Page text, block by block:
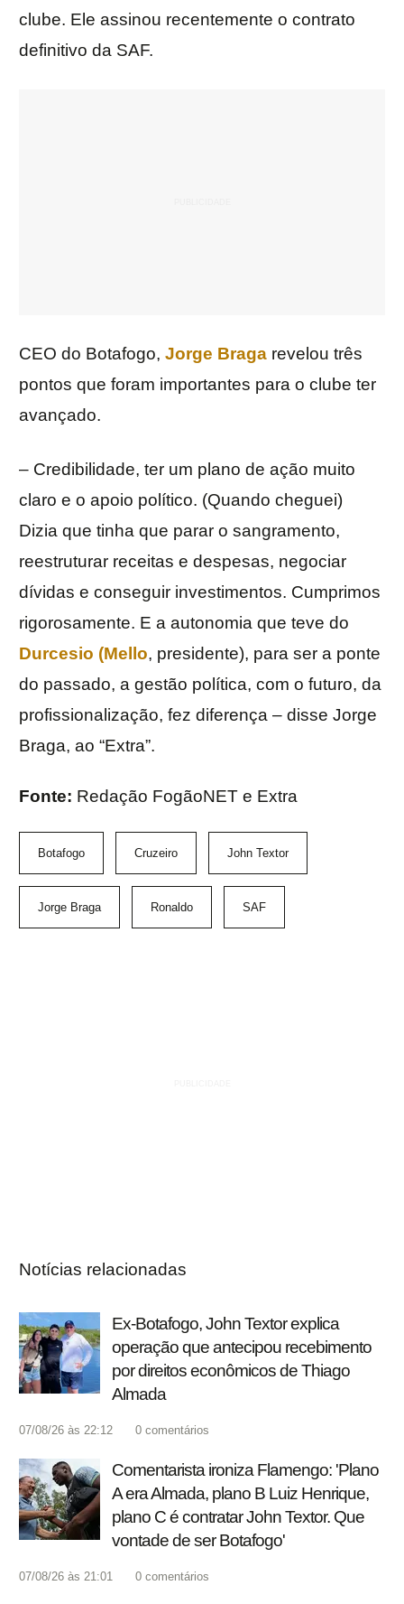
clube. Ele assinou recentemente o contrato
definitivo da SAF.
CEO do Botafogo, Jorge Braga revelou três
pontos que foram importantes para o clube ter
avançado.
– Credibilidade, ter um plano de ação muito
claro e o apoio político. (Quando cheguei)
Dizia que tinha que parar o sangramento,
reestruturar receitas e despesas, negociar
dívidas e conseguir investimentos. Cumprimos
rigorosamente. E a autonomia que teve do
Durcesio (Mello, presidente), para ser a ponte
do passado, a gestão política, com o futuro, da
profissionalização, fez diferença – disse Jorge
Braga, ao “Extra”.
Fonte: Redação FogãoNET e Extra
Botafogo Cruzeiro John Textor
Jorge Braga Ronaldo SAF
Notícias relacionadas
Ex-Botafogo, John Textor explica
operação que antecipou recebimento
por direitos econômicos de Thiago
Almada
07/08/26 às 22:12 0 comentários
Comentarista ironiza Flamengo: 'Plano
A era Almada, plano B Luiz Henrique,
plano C é contratar John Textor. Que
vontade de ser Botafogo'
07/08/26 às 21:01 0 comentários